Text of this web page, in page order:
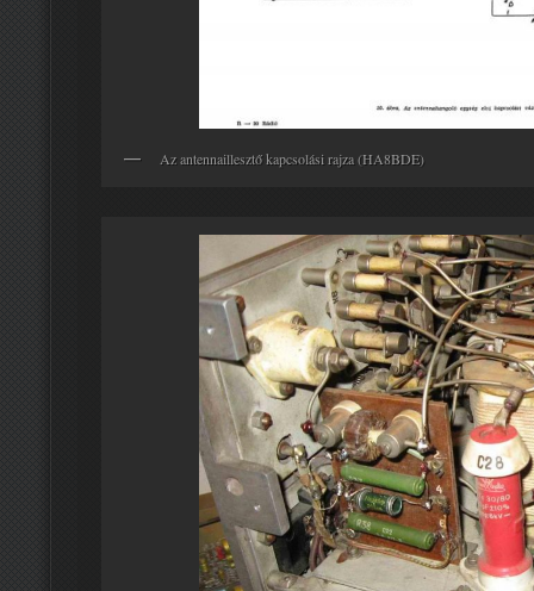
Az antennaillesztő kapcsolási rajza (HA8BDE)